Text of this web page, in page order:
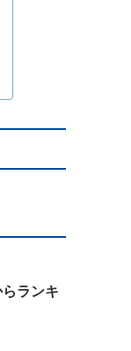
ランキ